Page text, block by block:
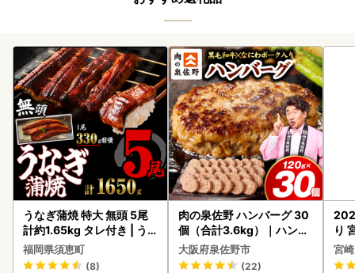
うなぎ蒲焼 特大 無頭 5尾
計約1.65kg タレ付き | う
なぎ蒲焼
福岡県須恵町
(8)
肉の泉佐野 ハンバーグ 30
個（合計3.6kg）｜ハンバ
ーグ 訳あり 黒毛和牛×なに
わポーク
大阪府泉佐野市
(22)
り
宮